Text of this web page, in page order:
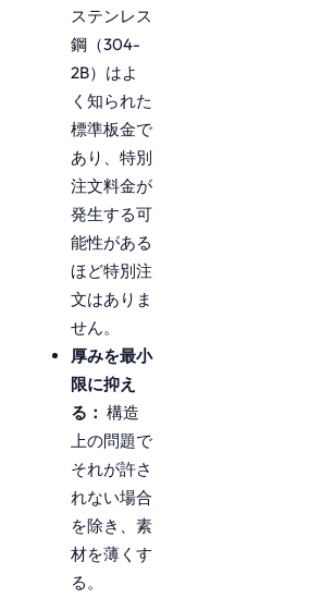
ステンレス
鋼（304-
2B）はよ
く知られた
標準板金で
あり、特別
注文料金が
発生する可
能性がある
ほど特別注
文はありま
せん。
厚みを最小
限に抑え
る： 構造
上の問題で
それが許さ
れない場合
を除き、素
材を薄くす
る。